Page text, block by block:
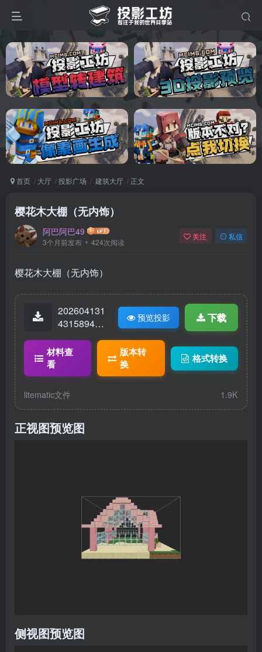
首页 大厅 投影广场 建筑大厅 正文
樱花木大棚（无内饰）
阿巴阿巴49
3个月前发布 424次阅读
关注 私信
樱花木大棚（无内饰）
202604131
43158940-
棚.litematic
预览投影 下载
材料查
看
版本转
换
格式转换
litematic文件 1.9K
正视图预览图
侧视图预览图